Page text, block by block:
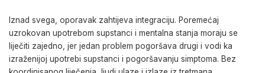
Iznad svega, oporavak zahtijeva integraciju. Poremećaj
uzrokovan upotrebom supstanci i mentalna stanja moraju se
liječiti zajedno, jer jedan problem pogoršava drugi i vodi ka
izraženijoj upotrebi supstanci i pogoršavanju simptoma. Bez